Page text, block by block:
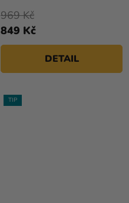
849 Kč
969 Kč
DETAIL
TIP